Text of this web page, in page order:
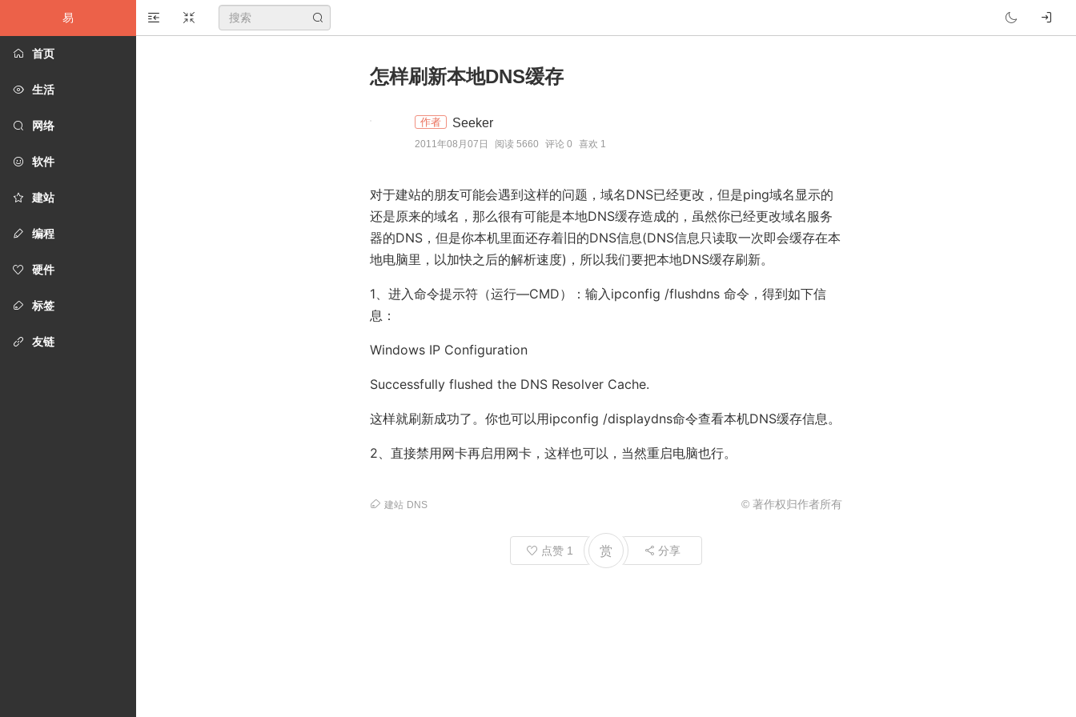
易
首页
生活
网络
软件
建站
编程
硬件
标签
友链
怎样刷新本地DNS缓存
作者 Seeker
2011年08月07日 阅读 5660 评论 0 喜欢 1
对于建站的朋友可能会遇到这样的问题，域名DNS已经更改，但是ping域名显示的
还是原来的域名，那么很有可能是本地DNS缓存造成的，虽然你已经更改域名服务
器的DNS，但是你本机里面还存着旧的DNS信息(DNS信息只读取一次即会缓存在本
地电脑里，以加快之后的解析速度)，所以我们要把本地DNS缓存刷新。
1、进入命令提示符（运行—CMD）：输入ipconfig /flushdns 命令，得到如下信
息：
Windows IP Configuration
Successfully flushed the DNS Resolver Cache.
这样就刷新成功了。你也可以用ipconfig /displaydns命令查看本机DNS缓存信息。
2、直接禁用网卡再启用网卡，这样也可以，当然重启电脑也行。
建站 DNS © 著作权归作者所有
点赞 1 赏 分享